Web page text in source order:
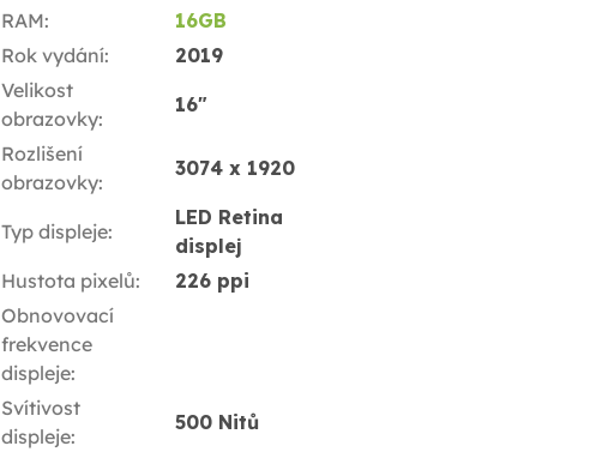
RAM:
16GB
Rok vydání:
2019
Velikost
obrazovky:
16"
Rozlišení
obrazovky:
3074 x 1920
Typ displeje:
LED Retina
displej
Hustota pixelů:
226 ppi
Obnovovací
frekvence
displeje:
Svítivost
displeje:
500 Nitů